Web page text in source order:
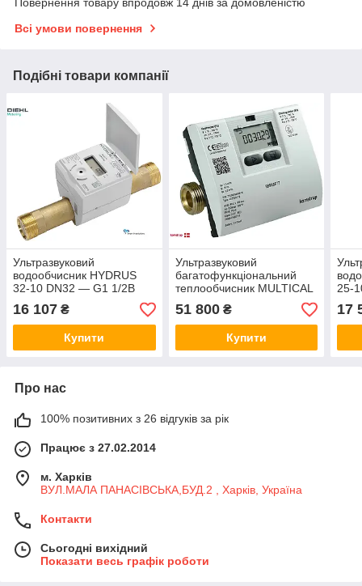
Всі умови повернення
Подібні товари компанії
Ультразвуковий
водообчисник HYDRUS
32-10 DN32 — G1 1/2B
дисплеєм, M-Bus або
радіо (Німеччина)
16 107 ₴
Купити
Ультразвуковий
багатофункціональний
теплообчисник MULTICAL
403 DN40 G2B x 300 mm,
різь,Qp 10,0 м3/год
(Kamstrup)
51 800₴
Купити
25-
Bus
17
Про нас
100% позитивних з 26 відгуків за рік
Працює з 27.02.2014
м. Харків
ВУЛ.МАЛА ПАНАСІВСЬКА,БУД.2 , Харків, Україна
Контакти
Сьогодні вихідний
Показати весь графік роботи